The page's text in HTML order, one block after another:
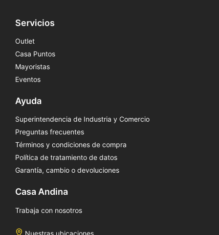
Servicios
Outlet
Casa Puntos
Mayoristas
Eventos
Ayuda
Superintendencia de Industria y Comercio
Preguntas frecuentes
Términos y condiciones de compra
Política de tratamiento de datos
Garantía, cambio o devoluciones
Casa Andina
Trabaja con nosotros
Nuestras ubicaciones.